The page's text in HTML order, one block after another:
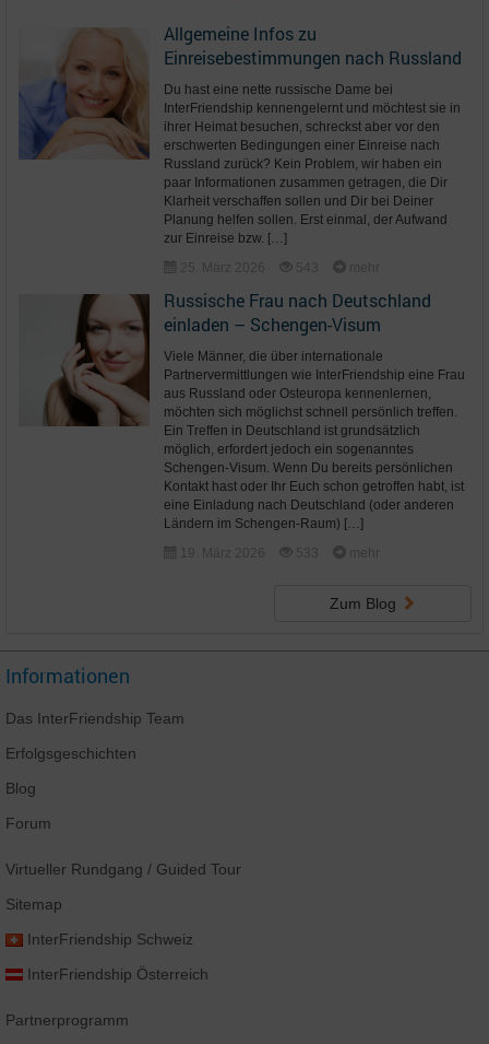
Allgemeine Infos zu
Einreisebestimmungen nach Russland
Du hast eine nette russische Dame bei
InterFriendship kennengelernt und möchtest sie in
ihrer Heimat besuchen, schreckst aber vor den
erschwerten Bedingungen einer Einreise nach
Russland zurück? Kein Problem, wir haben ein
paar Informationen zusammen getragen, die Dir
Klarheit verschaffen sollen und Dir bei Deiner
Planung helfen sollen. Erst einmal, der Aufwand
zur Einreise bzw. […]
Russische Frau nach Deutschland
einladen – Schengen-Visum
Viele Männer, die über internationale
Partnervermittlungen wie InterFriendship eine Frau
aus Russland oder Osteuropa kennenlernen,
möchten sich möglichst schnell persönlich treffen.
Ein Treffen in Deutschland ist grundsätzlich
möglich, erfordert jedoch ein sogenanntes
Schengen-Visum. Wenn Du bereits persönlichen
Kontakt hast oder Ihr Euch schon getroffen habt, ist
eine Einladung nach Deutschland (oder anderen
Ländern im Schengen-Raum) […]
Zum Blog
Informationen
Das InterFriendship Team
Erfolgsgeschichten
Blog
Forum
Virtueller Rundgang / Guided Tour
Sitemap
InterFriendship Schweiz
InterFriendship Österreich
Partnerprogramm